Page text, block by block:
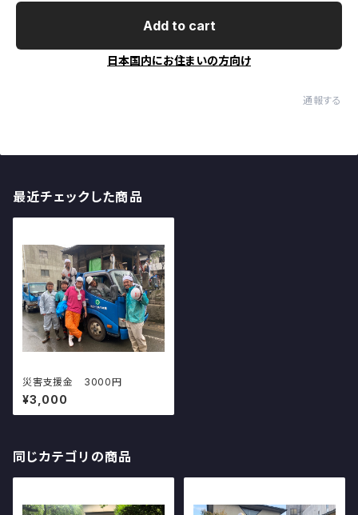
Add to cart
日本国内にお住まいの方向け
通報する
最近チェックした商品
災害支援金 3000円
¥3,000
同じカテゴリの商品